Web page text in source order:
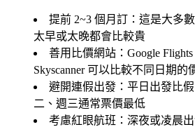
提前 2~3 個月訂 ：這是大多
太早或太晚都會比較貴
善用比價網站 ：Google
Skyscanner 可以比較不同日期的
避開連假出發 ：平日出發比
二、週三通常票價最低
考慮紅眼航班 ：深夜或凌晨